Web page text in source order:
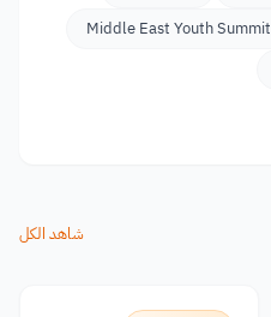
Middle East Youth Summit
شاهد الكل